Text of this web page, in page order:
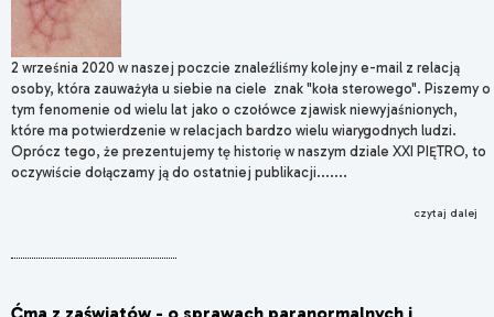
2 września 2020 w naszej poczcie znaleźliśmy kolejny e-mail z relacją
osoby, która zauważyła u siebie na ciele znak "koła sterowego". Piszemy o
tym fenomenie od wielu lat jako o czołówce zjawisk niewyjaśnionych,
które ma potwierdzenie w relacjach bardzo wielu wiarygodnych ludzi.
Oprócz tego, że prezentujemy tę historię w naszym dziale XXI PIĘTRO, to
oczywiście dołączamy ją do ostatniej publikacji.......
czytaj dalej